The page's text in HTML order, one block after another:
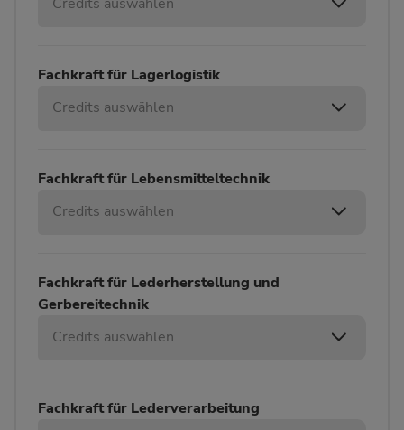
Fachkraft für Lagerlogistik
Credits auswählen
Fachkraft für Lebensmitteltechnik
Credits auswählen
Fachkraft für Lederherstellung und
Gerbereitechnik
Credits auswählen
Fachkraft für Lederverarbeitung